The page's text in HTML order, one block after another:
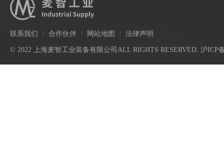
联系我们 合作伙伴 网站地图 法律声明
© 2022 上海麦智工业装备有限公司ALL RIGHTS RESERVED. 沪ICP